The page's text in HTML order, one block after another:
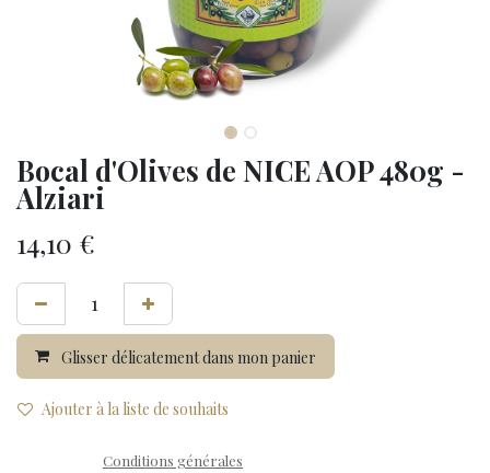
Bocal d'Olives de NICE AOP 480g -
Alziari
14,10 €
Glisser délicatement dans mon panier
Ajouter à la liste de souhaits
Conditions générales